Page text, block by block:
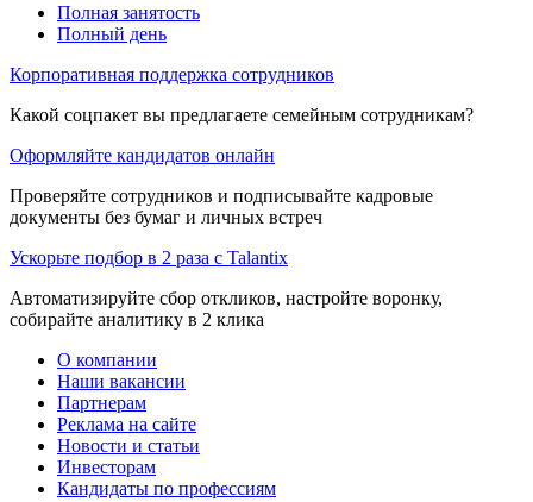
Полная занятость
Полный день
Корпоративная поддержка сотрудников
Какой соцпакет вы предлагаете семейным сотрудникам?
Оформляйте кандидатов онлайн
Проверяйте сотрудников и подписывайте кадровые
документы без бумаг и личных встреч
Ускорьте подбор в 2 раза с Talantix
Автоматизируйте сбор откликов, настройте воронку,
собирайте аналитику в 2 клика
О компании
Наши вакансии
Партнерам
Реклама на сайте
Новости и статьи
Инвесторам
Кандидаты по профессиям